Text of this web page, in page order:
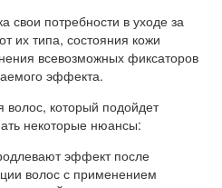
свои потребности в уходе за
их типа, состояния кожи
всевозможных фиксаторов
эффекта.
который подойдет
некоторые нюансы:
эффект после
волос с применением